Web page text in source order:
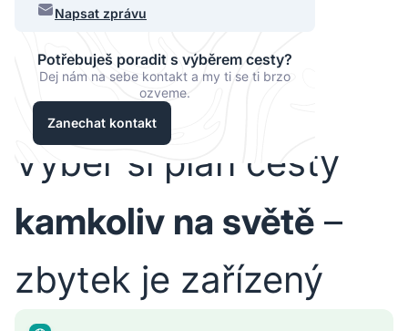
Napsat zprávu
Potřebuješ poradit s výběrem cesty?
Dej nám na sebe kontakt a my ti se ti brzo
ozveme.
Zanechat kontakt
Vyber si plán cesty
kamkoliv na světě –
zbytek je zařízený